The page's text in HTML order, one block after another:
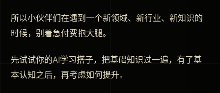
所以小伙伴们在遇到一个新领域、新行业、新知识的
时候，别着急付费抱大腿。
先试试你的AI学习搭子，把基础知识过一遍，有了基
本认知之后，再考虑如何提升。